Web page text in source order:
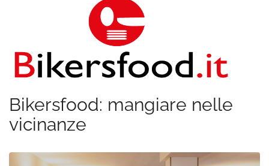
Bikersfood: mangiare nelle
vicinanze